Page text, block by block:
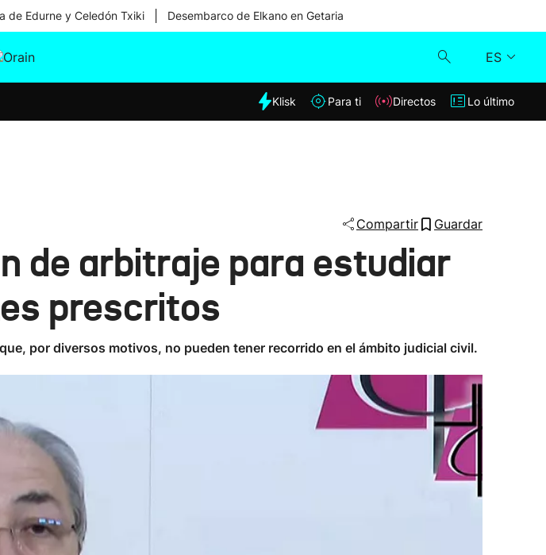
de Edurne y Celedón Txiki Desembarco de Elkano en Getaria
ES
Klisk
Lo último
Klisk Para ti Directos Lo último
Compartir Guardar
de arbitraje para estudiar
prescritos
por diversos motivos, no pueden tener recorrido en el ámbito judicial civil.